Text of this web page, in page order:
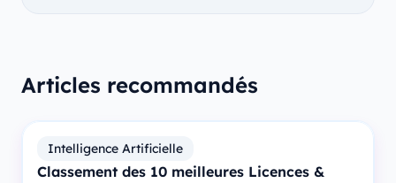
Articles recommandés
Intelligence Artificielle
Classement des 10 meilleures Licences &